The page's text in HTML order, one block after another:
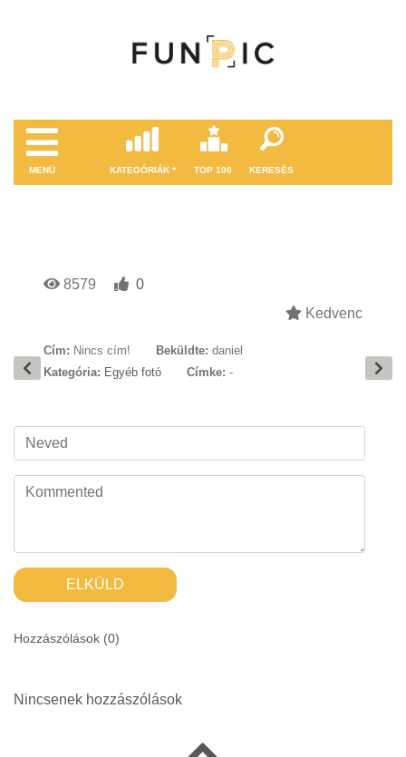
MENÜ KATEGÓRIÁK TOP 100 KERESÉS
8579
0
Kedvenc
Cím: Nincs cím! Beküldte: daniel
Kategória: Egyéb fotó Címke: -
ELKÜLD
Hozzászólások (0)
Nincsenek hozzászólások